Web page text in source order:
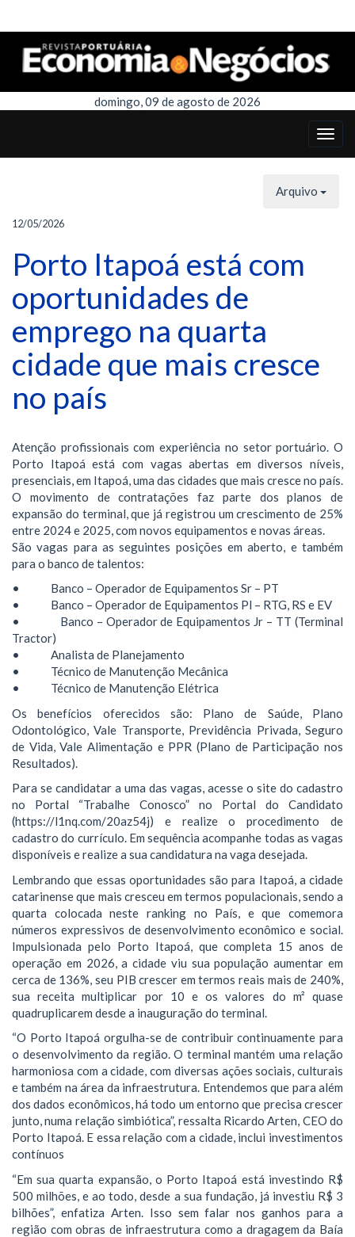
domingo, 09 de agosto de 2026
Arquivo
12/05/2026
Porto Itapoá está com
oportunidades de
emprego na quarta
cidade que mais cresce
no país
Atenção profissionais com experiência no setor portuário. O
Porto Itapoá está com vagas abertas em diversos níveis,
presenciais, em Itapoá, uma das cidades que mais cresce no país.
O movimento de contratações faz parte dos planos de
expansão do terminal, que já registrou um crescimento de 25%
entre 2024 e 2025, com novos equipamentos e novas áreas.
São vagas para as seguintes posições em aberto, e também
para o banco de talentos:
• Banco – Operador de Equipamentos Sr – PT
• Banco – Operador de Equipamentos Pl – RTG, RS e EV
• Banco – Operador de Equipamentos Jr – TT (Terminal
Tractor)
• Analista de Planejamento
• Técnico de Manutenção Mecânica
• Técnico de Manutenção Elétrica
Os benefícios oferecidos são: Plano de Saúde, Plano
Odontológico, Vale Transporte, Previdência Privada, Seguro
de Vida, Vale Alimentação e PPR (Plano de Participação nos
Resultados).
Para se candidatar a uma das vagas, acesse o site do cadastro
no Portal “Trabalhe Conosco” no Portal do Candidato
(https://l1nq.com/20az54j) e realize o procedimento de
cadastro do currículo. Em sequência acompanhe todas as vagas
disponíveis e realize a sua candidatura na vaga desejada.
Lembrando que essas oportunidades são para Itapoá, a cidade
catarinense que mais cresceu em termos populacionais, sendo a
quarta colocada neste ranking no País, e que comemora
números expressivos de desenvolvimento econômico e social.
Impulsionada pelo Porto Itapoá, que completa 15 anos de
operação em 2026, a cidade viu sua população aumentar em
cerca de 136%, seu PIB crescer em termos reais mais de 240%,
sua receita multiplicar por 10 e os valores do m² quase
quadruplicarem desde a inauguração do terminal.
“O Porto Itapoá orgulha-se de contribuir continuamente para
o desenvolvimento da região. O terminal mantém uma relação
harmoniosa com a cidade, com diversas ações sociais, culturais
e também na área da infraestrutura. Entendemos que para além
dos dados econômicos, há todo um entorno que precisa crescer
junto, numa relação simbiótica”, ressalta Ricardo Arten, CEO do
Porto Itapoá. E essa relação com a cidade, inclui investimentos
contínuos
“Em sua quarta expansão, o Porto Itapoá está investindo R$
500 milhões, e ao todo, desde a sua fundação, já investiu R$ 3
bilhões”, enfatiza Arten. Isso sem falar nos ganhos para a
região com obras de infraestrutura como a dragagem da Baía